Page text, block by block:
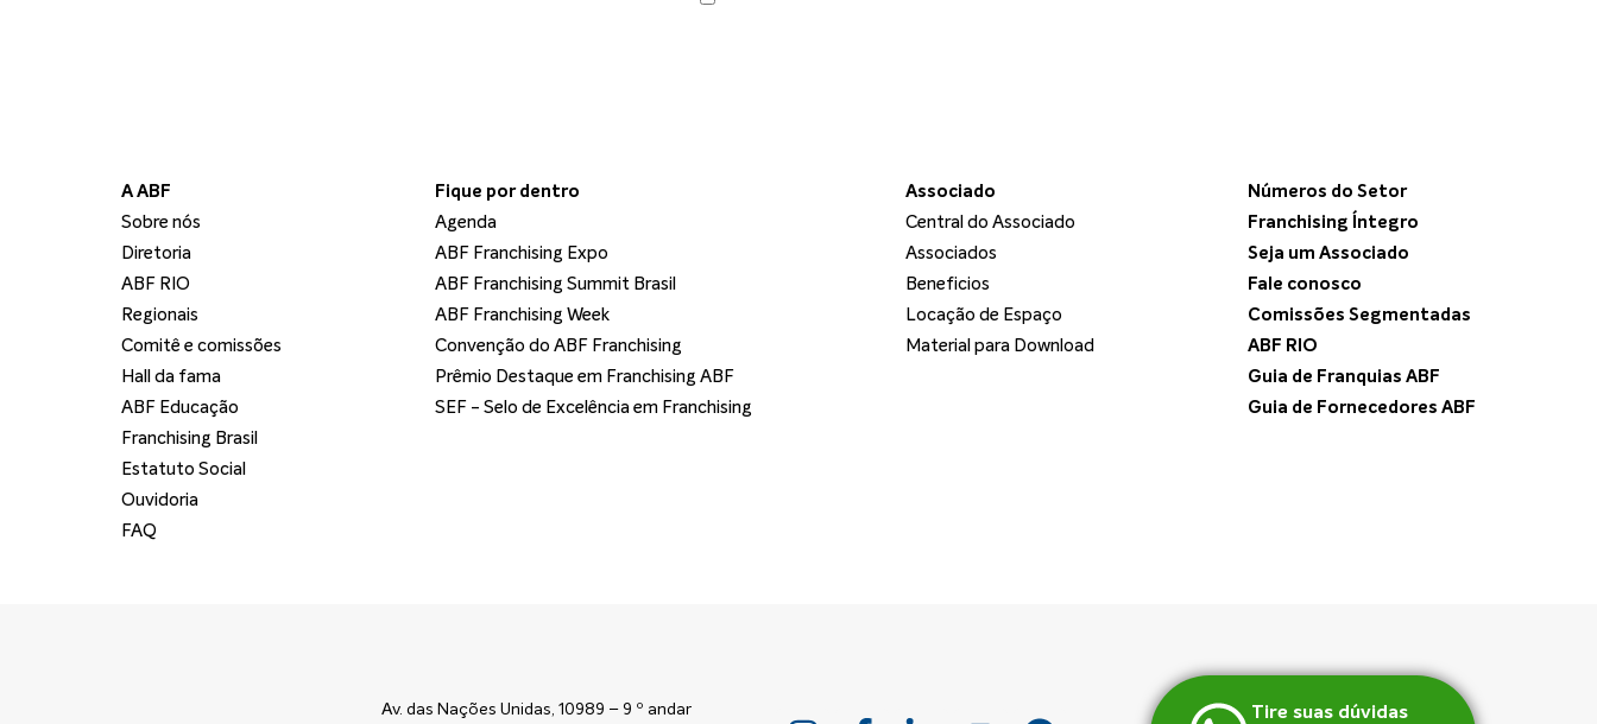
A ABF
Sobre nós
Diretoria
ABF RIO
Regionais
Comitê e comissões
Hall da fama
ABF Educação
Franchising Brasil
Estatuto Social
Ouvidoria
FAQ
Fique por dentro
Agenda
ABF Franchising Expo
ABF Franchising Summit Brasil
ABF Franchising Week
Convenção do ABF Franchising
Prêmio Destaque em Franchising ABF
SEF - Selo de Excelência em Franchising
Associado
Central do Associado
Associados
Beneficios
Locação de Espaço
Material para Download
Números do Setor
Franchising Íntegro
Seja um Associado
Fale conosco
Comissões Segmentadas
ABF RIO
Guia de Franquias ABF
Guia de Fornecedores ABF
Av. das Nações Unidas, 10989 – 9 º andar Tire suas dúvidas